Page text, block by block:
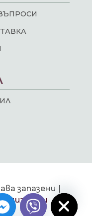
запазени |
дизайн и
Hide